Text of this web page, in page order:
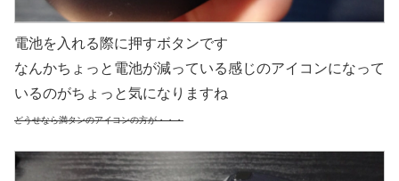
電池を入れる際に押すボタンです
なんかちょっと電池が減っている感じのアイコンになって
いるのがちょっと気になりますね
どうせなら満タンのアイコンの方が・・・